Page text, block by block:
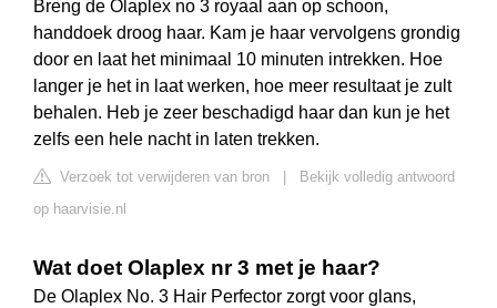
Breng de Olaplex no 3 royaal aan op schoon,
handdoek droog haar. Kam je haar vervolgens grondig
door en laat het minimaal 10 minuten intrekken. Hoe
langer je het in laat werken, hoe meer resultaat je zult
behalen. Heb je zeer beschadigd haar dan kun je het
zelfs een hele nacht in laten trekken.
Verzoek tot verwijderen van bron
Bekijk volledig antwoord
op haarvisie.nl
Wat doet Olaplex nr 3 met je haar?
De Olaplex No. 3 Hair Perfector zorgt voor glans,